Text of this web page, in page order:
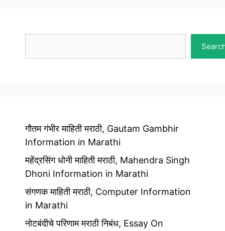
गौतम गंभीर माहिती मराठी, Gautam Gambhir
Information in Marathi
महेंद्रसिंग धोनी माहिती मराठी, Mahendra Singh
Dhoni Information in Marathi
संगणक माहिती मराठी, Computer Information
in Marathi
नोटबंदीचे परिणाम मराठी निबंध, Essay On